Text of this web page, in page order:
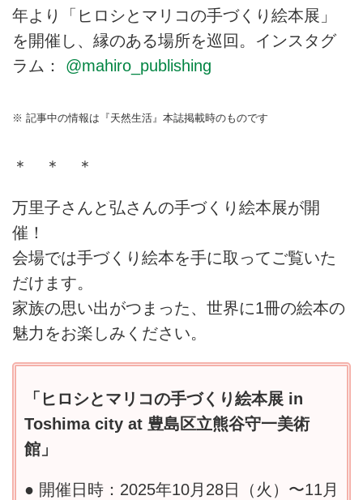
年より「ヒロシとマリコの手づくり絵本展」
を開催し、縁のある場所を巡回。インスタグ
ラム： @mahiro_publishing
※ 記事中の情報は『天然生活』本誌掲載時のものです
＊ ＊ ＊
万里子さんと弘さんの手づくり絵本展が開
催！
会場では手づくり絵本を手に取ってご覧いた
だけます。
家族の思い出がつまった、世界に1冊の絵本の
魅力をお楽しみください。
「ヒロシとマリコの手づくり絵本展 in
Toshima city at 豊島区立熊谷守一美術
館」
● 開催日時：2025年10月28日（火）〜11月